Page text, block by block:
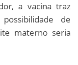
a vacina traz
de
materno seria